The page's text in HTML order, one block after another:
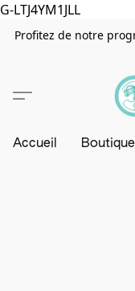
G-LTJ4YM1JLL
Profitez de notre
Accueil Boutique